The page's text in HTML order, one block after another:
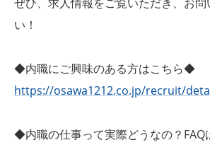
い！
◆内職にご興味のある方はこちら◆
https://osawa1212.co.jp/recruit/
◆内職の仕事って実際どうなの？FAQ